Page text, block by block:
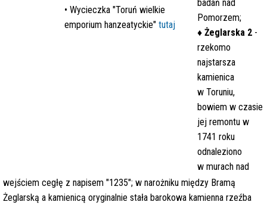
• Wycieczka "Toruń wielkie
emporium hanzeatyckie" tutaj
badań nad
Pomorzem;
♦ Żeglarska 2 -
rzekomo
najstarsza
kamienica
w Toruniu,
bowiem w czasie
jej remontu w
1741 roku
odnaleziono
w murach nad
wejściem cegłę z napisem "1235"; w narożniku między Bramą
Żeglarską a kamienicą oryginalnie stała barokowa kamienna rzeźba